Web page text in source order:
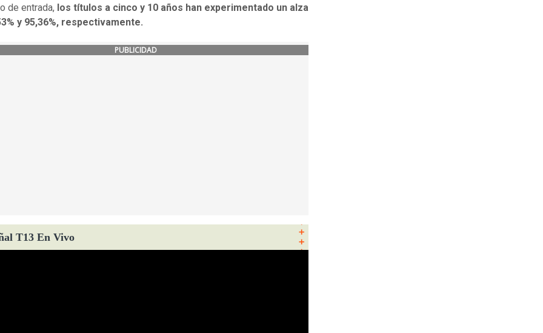
de entrada, los títulos a cinco y 10 años han experimentado un alza
y 95,36%, respectivamente.
PUBLICIDAD
T13 En Vivo